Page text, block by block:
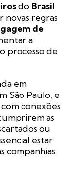
do Brasil
novas regras
de
a
processo de
em
São Paulo, e
com conexões
as
ou
estar
companhias